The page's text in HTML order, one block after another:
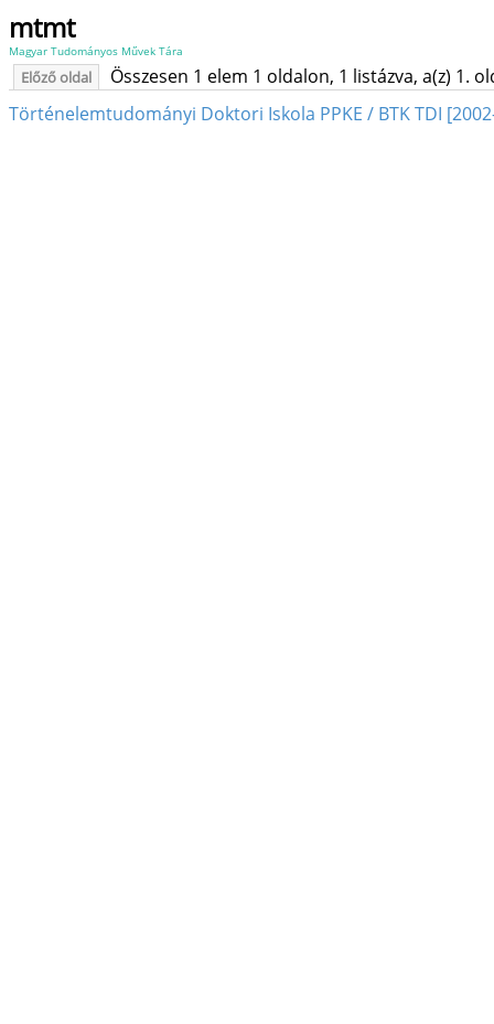
mtmt
Magyar Tudományos Művek Tára
Előző oldal
Összesen 1 elem 1 oldalon, 1 listázva, a(z) 1.
Történelemtudományi Doktori Iskola PPKE / BTK TDI